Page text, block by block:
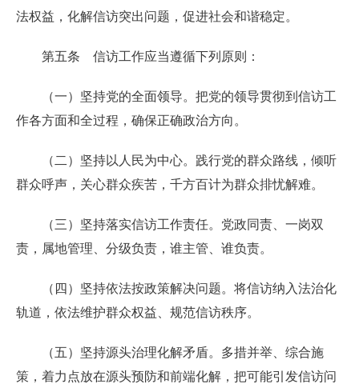
法权益，化解信访突出问题，促进社会和谐稳定。
第五条 信访工作应当遵循下列原则：
（一）坚持党的全面领导。把党的领导贯彻到信访工
作各方面和全过程，确保正确政治方向。
（二）坚持以人民为中心。践行党的群众路线，倾听
群众呼声，关心群众疾苦，千方百计为群众排忧解难。
（三）坚持落实信访工作责任。党政同责、一岗双
责，属地管理、分级负责，谁主管、谁负责。
（四）坚持依法按政策解决问题。将信访纳入法治化
轨道，依法维护群众权益、规范信访秩序。
（五）坚持源头治理化解矛盾。多措并举、综合施
策，着力点放在源头预防和前端化解，把可能引发信访问